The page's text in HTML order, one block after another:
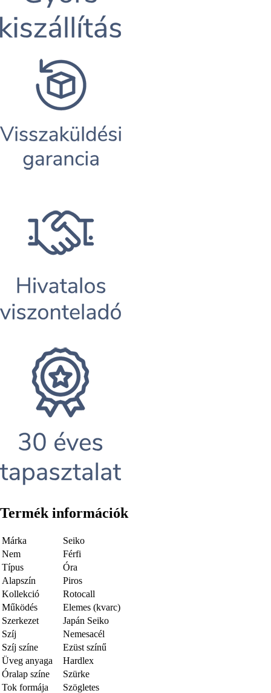
Termék információk
Márka
Seiko
Nem
Férfi
Típus
Óra
Alapszín
Piros
Kollekció
Rotocall
Működés
Elemes (kvarc)
Szerkezet
Japán Seiko
Szíj
Nemesacél
Szíj színe
Ezüst színű
Üveg anyaga
Hardlex
Óralap színe
Szürke
Tok formája
Szögletes